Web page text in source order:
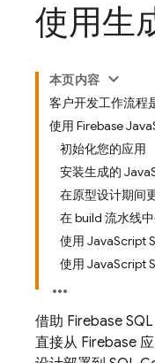
使用生
本页内容
客户开发工作流程
使用 Firebase
初始化您的应用
安装生成的
在原型设计期间
在 build 流水线
使用 JavaScript
使用 JavaScript
借助 Firebase
直接从 Firebase